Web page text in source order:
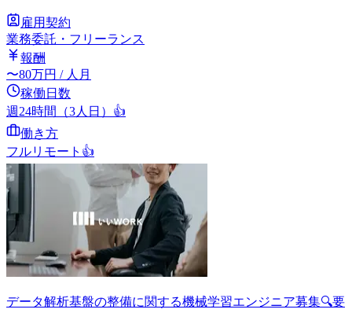
雇用契約
業務委託・フリーランス
報酬
〜80万円 / 人月
稼働日数
週24時間（3人日） 👍
働き方
フルリモート 👍
データ解析基盤の整備に関する機械学習エンジニア募集🔍要